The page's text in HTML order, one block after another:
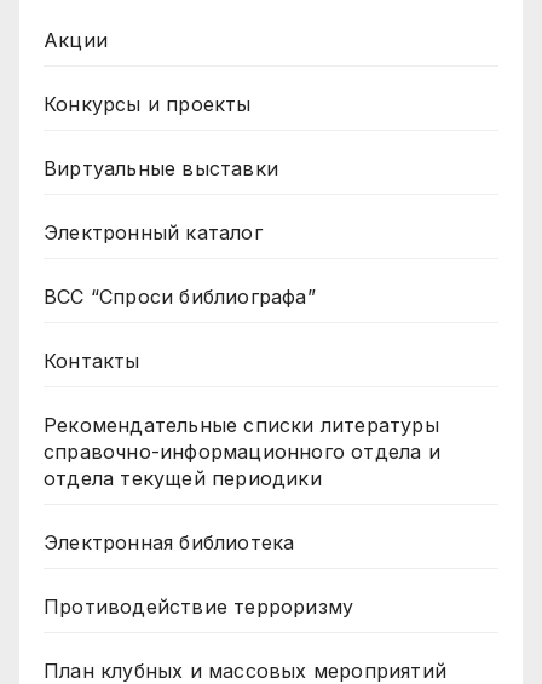
Акции
Конкурсы и проекты
Виртуальные выставки
Электронный каталог
ВСС “Спроси библиографа”
Контакты
Рекомендательные списки литературы
справочно-информационного отдела и
отдела текущей периодики
Электронная библиотека
Противодействие терроризму
План клубных и массовых мероприятий